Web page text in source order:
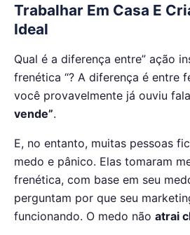
Trabalhar Em Casa E
Ideal
Qual é a diferença entre” ação
frenética “? A diferença é entre
você provavelmente já ouviu
vende”.
E, no entanto, muitas pessoas
medo e pânico. Elas tomaram
frenética, com base em seu
perguntam por que seu
funcionando. O medo não atrai